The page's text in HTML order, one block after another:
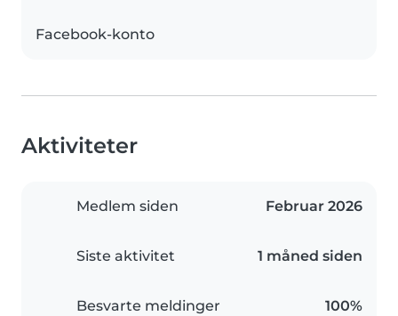
Facebook-konto
Aktiviteter
Medlem siden Februar 2026
Siste aktivitet 1 måned siden
Besvarte meldinger 100%